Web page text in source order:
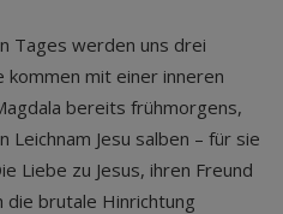
Tages werden uns drei
kommen mit einer inneren
bereits frühmorgens,
Leichnam Jesu salben – für sie
Liebe zu Jesus, ihren Freund
die brutale Hinrichtung